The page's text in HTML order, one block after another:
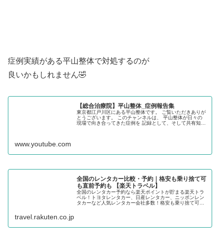
症例実績がある平山整体で対処するのが
良いかもしれません🤣
【総合治療院】平山整体_症例報告集
東京都江戸川区にある平山整体です。 ご覧いただきありが
とうございます。 このチャンネルは、 平山整体が日々の
現場で向き合ってきた症例を 記録として、そして共有知と
www.youtube.com
全国のレンタカー比較・予約｜格安も乗り捨て可
も直前予約も 【楽天トラベル】
全国のレンタカー予約なら楽天ポイントが貯まる楽天トラ
ベル！トヨタレンタカー、日産レンタカー、ニッポンレン
タカーなど人気レンタカー会社多数！格安も乗り捨て可も
travel.rakuten.co.jp